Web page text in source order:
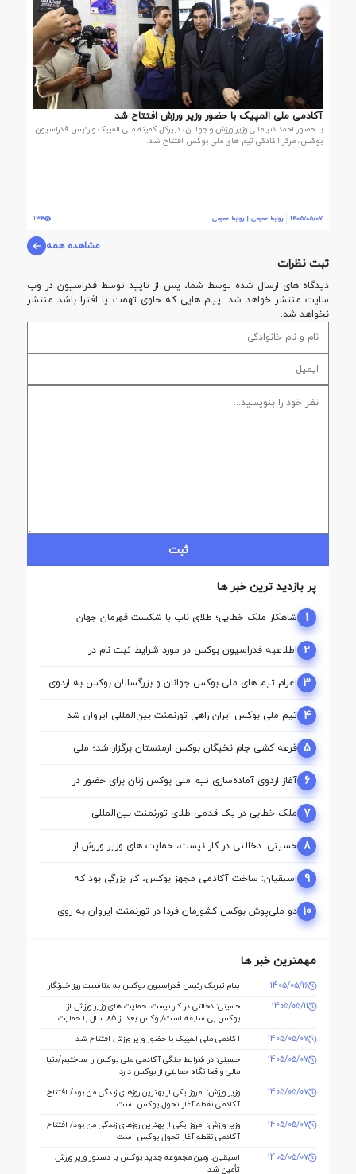
آکادمی ملی المپیک با حضور وزیر ورزش افتتاح شد
با حضور احمد دنیامالی وزیر ورزش و جوانان، دبیرکل کمیته ملی المپیک و رئیس فدراسیون
بوکس، مرکز آکادکی تیم های ملی بوکس افتتاح شد.
1405/05/07 روابط عمومی | روابط عمومی 134
مشاهده همه
ثبت نظرات
دیدگاه های ارسال شده توسط شما، پس از تایید توسط فدراسيون در وب
سایت منتشر خواهد شد. پیام هایی که حاوی تهمت یا افترا باشد منتشر
نخواهد شد.
ثبت
پر بازدید ترین خبر ها
1 شاهکار ملک‌ خطابی؛ طلای ناب با شکست قهرمان جهان
2 اطلاعیه فدراسیون بوکس در مورد شرایط ثبت نام در
کمیسیون ها
3 اعزام تیم ‌های ملی بوکس جوانان و بزرگسالان بوکس به اردوی
مشترک ازبکستان
4 تیم ملی بوکس ایران راهی تورنمنت بین‌المللی ایروان شد
5 قرعه‌ کشی جام نخبگان بوکس ارمنستان برگزار شد؛ ملی‌
پوشان ایران حریفان خود را شناختند
6 آغاز اردوی آماده‌سازی تیم ملی بوکس زنان برای حضور در
بازی‌های آسیایی ناگویا
7 ملک‌ خطابی در یک قدمی طلای تورنمنت بین‌المللی
ارمنستان/ محمدنژاد به مدال برنز رسید
8 حسینی: دخالتی در کار نیست، حمایت های وزیر ورزش از
مالی صاحب خانه می شود 9 اسبقیان: ساخت آکادمی مجهز بوکس، کار بزرگی بود که
حسینی برای این رشته انجام داد
10 دو ملی‌پوش بوکس کشورمان فردا در تورنمنت ایروان به روی
رینگ می‌روند
مهمترین خبر ها
1405/05/16
پیام تبریک رئیس فدراسیون بوکس به مناسبت روز خبرنگار
1405/05/11
حسینی: دخالتی در کار نیست، حمایت های وزیر ورزش از
بوکس بی سابقه است/بوکس بعد از ۸۵ سال با حمایت
1405/05/07
آکادمی ملی المپیک با حضور وزیر ورزش افتتاح شد
1405/05/07
حسینی: در شرایط جنگی آکادمی ملی بوکس را ساختیم/دنیا
مالی واقعا نگاه حمایتی از بوکس دارد
1405/05/07
وزیر ورزش: امروز یکی از بهترین روزهای زندگی من بود/ افتتاح
آکادمی نقطه آغاز تحول بوکس است
1405/05/07
وزیر ورزش: امروز یکی از بهترین روزهای زندگی من بود/ افتتاح
آکادمی نقطه آغاز تحول بوکس است
1405/05/07
اسبقیان: زمین مجموعه جدید بوکس با دستور وزیر ورزش
تأمین شد